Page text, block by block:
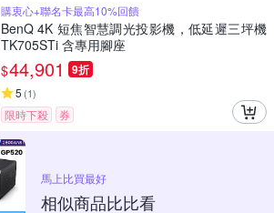
購衷心+聯名卡最高10%回饋
BenQ 4K 短焦智慧調光投影機，低延遲三坪機
TK705STi 含專用腳座
$44,901 9折
5 (1)
限時下殺 券
馬上比買最好
相似商品比比看